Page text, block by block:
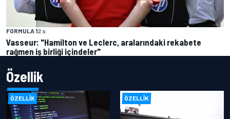
FORMULA 12 s
Vasseur: "Hamilton ve Leclerc, aralarındaki rekabete
rağmen iş birliği içindeler"
Özellik
ÖZELLIK ÖZELLIK